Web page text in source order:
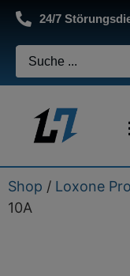
24/7
Shop / Loxone
10A